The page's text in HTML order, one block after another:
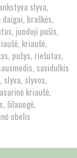
slyva
daigai braškės
juodoji pušis
kriaušė
pušys riešutas
savidulkis
slyva slyvos
kriaušė
šilauogė
obelis